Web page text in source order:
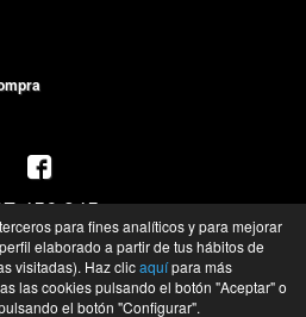
456 945
y de 15:30h a 19:30h
10h a 13h
- 2026 -Tienda online de recambios de Gira
para fines analíticos y para mejorar
elaborado a partir de tus hábitos de
visitadas). Haz clicaquípara más
las cookies pulsando el botón "Aceptar" o
el botón "Configurar".